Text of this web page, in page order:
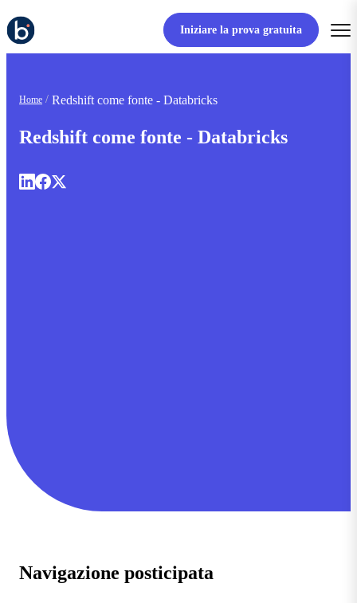
Iniziare la prova gratuita
Home Redshift come fonte - Databricks
Redshift come fonte - Databricks
Navigazione posticipata